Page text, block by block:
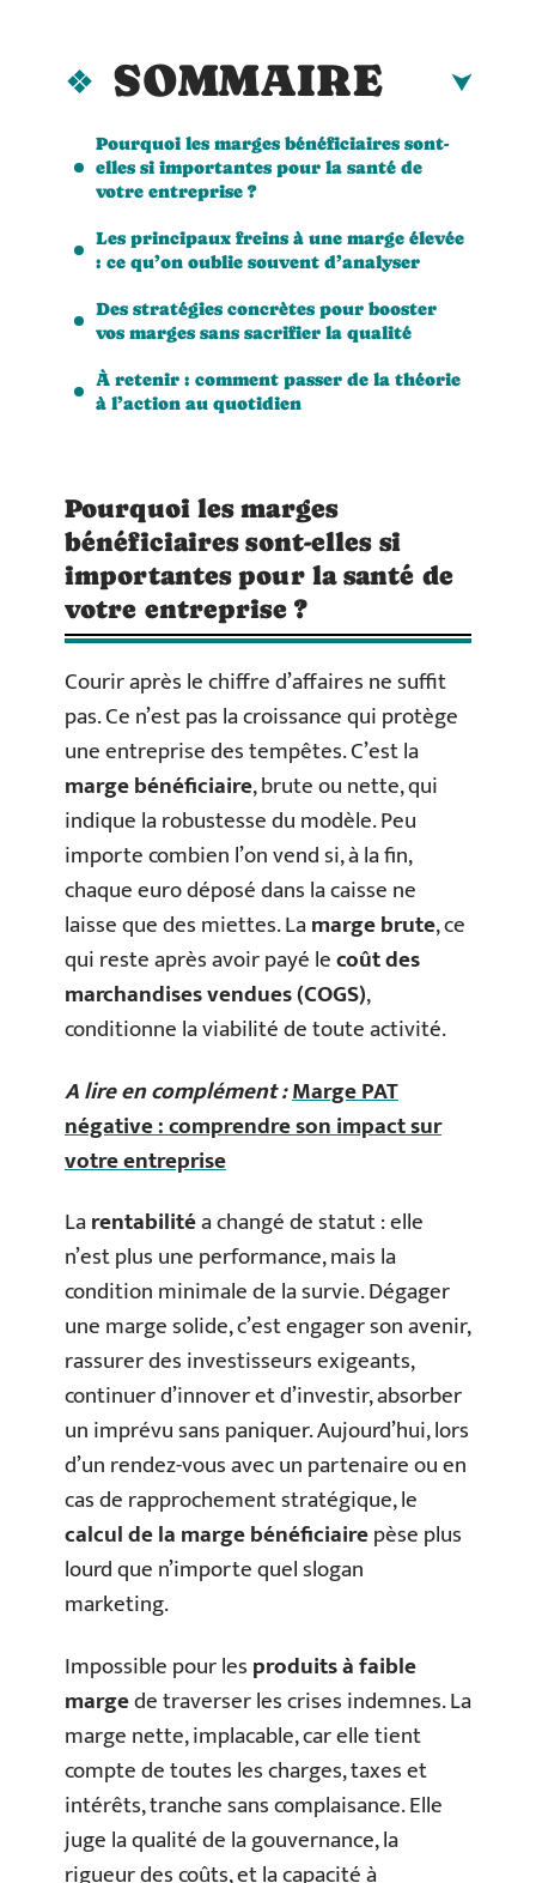
SOMMAIRE
Pourquoi les marges bénéficiaires sont-
elles si importantes pour la santé de
votre entreprise ?
Les principaux freins à une marge élevée
: ce qu’on oublie souvent d’analyser
Des stratégies concrètes pour booster
vos marges sans sacrifier la qualité
À retenir : comment passer de la théorie
à l’action au quotidien
Pourquoi les marges
bénéficiaires sont-elles si
importantes pour la santé de
votre entreprise ?
Courir après le chiffre d’affaires ne suffit
pas. Ce n’est pas la croissance qui protège
une entreprise des tempêtes. C’est la
marge bénéficiaire, brute ou nette, qui
indique la robustesse du modèle. Peu
importe combien l’on vend si, à la fin,
chaque euro déposé dans la caisse ne
laisse que des miettes. Lamarge brute, ce
qui reste après avoir payé lecoût des
marchandises vendues (COGS),
conditionne la viabilité de toute activité.
A lire en complément :Marge PAT
négative : comprendre son impact sur
votre entreprise
Larentabilitéa changé de statut : elle
n’est plus une performance, mais la
condition minimale de la survie. Dégager
une marge solide, c’est engager son avenir,
rassurer des investisseurs exigeants,
continuer d’innover et d’investir, absorber
un imprévu sans paniquer. Aujourd’hui, lors
d’un rendez-vous avec un partenaire ou en
cas de rapprochement stratégique, le
calcul de la marge bénéficiairepèse plus
lourd que n’importe quel slogan
marketing.
Impossible pour lesproduits à faible
margede traverser les crises indemnes. La
marge nette, implacable, car elle tient
compte de toutes les charges, taxes et
intérêts, tranche sans complaisance. Elle
juge la qualité de la gouvernance, la
rigueur des coûts, et la capacité à